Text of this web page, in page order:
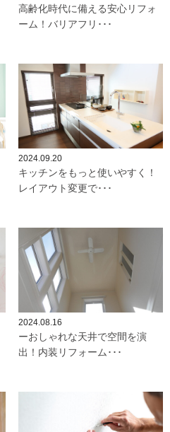
高齢化時代に備える安心リフォ
ーム！バリアフリ･･･
2024.09.20
キッチンをもっと使いやすく！
レイアウト変更で･･･
2024.08.16
ーおしゃれな天井で空間を演
出！内装リフォーム･･･